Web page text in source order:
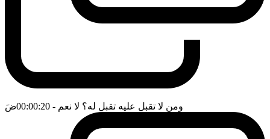
ومن لا تقبل عليه تقبل له؟ لا نعم - 00:00:20 ضَ